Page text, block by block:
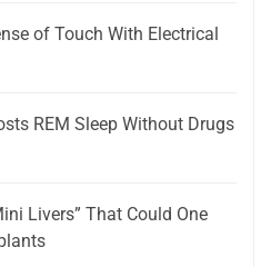
of Touch With Electrical
REM Sleep Without Drugs
Livers” That Could One